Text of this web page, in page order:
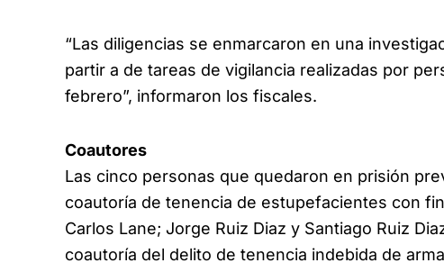
“Las diligencias se enmarcaron en una
partir a de tareas de vigilancia realizadas por
febrero”, informaron los fiscales.
Coautores
Las cinco personas que quedaron en prisión
coautoría de tenencia de estupefacientes con
Carlos Lane; Jorge Ruiz Diaz y Santiago Ruiz
coautoría del delito de tenencia indebida de